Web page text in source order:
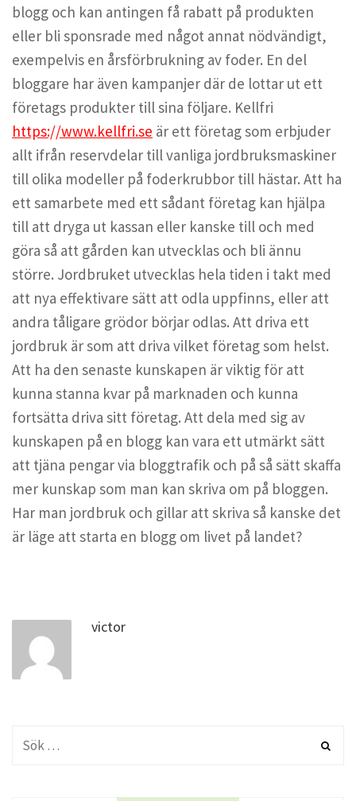
blogg och kan antingen få rabatt på produkten
eller bli sponsrade med något annat nödvändigt,
exempelvis en årsförbrukning av foder. En del
bloggare har även kampanjer där de lottar ut ett
företags produkter till sina följare. Kellfri
https://www.kellfri.se är ett företag som erbjuder
allt ifrån reservdelar till vanliga jordbruksmaskiner
till olika modeller på foderkrubbor till hästar. Att ha
ett samarbete med ett sådant företag kan hjälpa
till att dryga ut kassan eller kanske till och med
göra så att gården kan utvecklas och bli ännu
större. Jordbruket utvecklas hela tiden i takt med
att nya effektivare sätt att odla uppfinns, eller att
andra tåligare grödor börjar odlas. Att driva ett
jordbruk är som att driva vilket företag som helst.
Att ha den senaste kunskapen är viktig för att
kunna stanna kvar på marknaden och kunna
fortsätta driva sitt företag. Att dela med sig av
kunskapen på en blogg kan vara ett utmärkt sätt
att tjäna pengar via bloggtrafik och på så sätt skaffa
mer kunskap som man kan skriva om på bloggen.
Har man jordbruk och gillar att skriva så kanske det
är läge att starta en blogg om livet på landet?
victor